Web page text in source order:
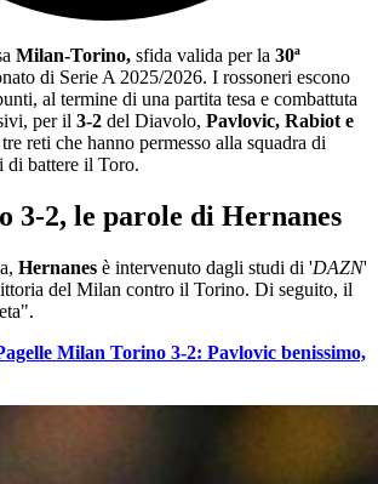
Milan-Torino, sfida valida per la 30ª
di Serie A 2025/2026. I rossoneri escono
al termine di una partita tesa e combattuta
per il 3-2 del Diavolo, Pavlovic, Rabiot e
reti che hanno permesso alla squadra di
battere il Toro.
3-2, le parole di Hernanes
Hernanes è intervenuto dagli studi di 'DAZN'
del Milan contro il Torino. Di seguito, il
Milan Torino 3-2: Pavlovic benissimo,